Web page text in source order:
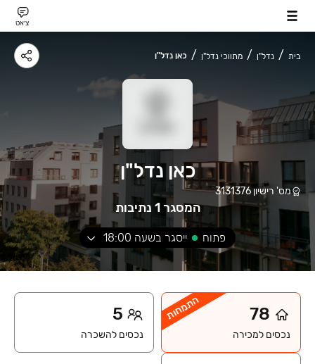
צ׳אט
בית נדל"ן מתווכי נדל"ן כאן נדל"ן
כאן נדל"ן
מס' רישיון3131376
המסגר 1 נתיבות
פתוח ייסגר בשעה 18:00
התמחות 78
נכסים למכירה
5
נכסים להשכרה